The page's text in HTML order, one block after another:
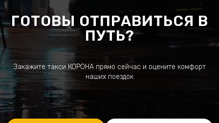
ГОТОВЫ ОТПРАВИТЬСЯ В
ПУТЬ?
Закажите такси КОРОНА прямо сейчас и оцените комфорт
наших поездок